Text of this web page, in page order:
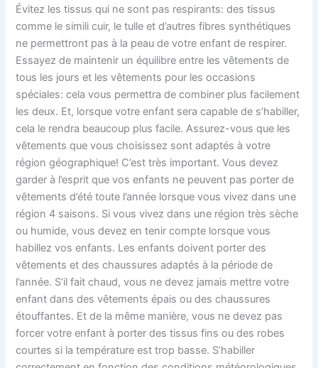
Évitez les tissus qui ne sont pas respirants: des tissus
comme le simili cuir, le tulle et d’autres fibres synthétiques
ne permettront pas à la peau de votre enfant de respirer.
Essayez de maintenir un équilibre entre les vêtements de
tous les jours et les vêtements pour les occasions
spéciales: cela vous permettra de combiner plus facilement
les deux. Et, lorsque votre enfant sera capable de s’habiller,
cela le rendra beaucoup plus facile. Assurez-vous que les
vêtements que vous choisissez sont adaptés à votre
région géographique! C’est très important. Vous devez
garder à l’esprit que vos enfants ne peuvent pas porter de
vêtements d’été toute l’année lorsque vous vivez dans une
région 4 saisons. Si vous vivez dans une région très sèche
ou humide, vous devez en tenir compte lorsque vous
habillez vos enfants. Les enfants doivent porter des
vêtements et des chaussures adaptés à la période de
l’année. S’il fait chaud, vous ne devez jamais mettre votre
enfant dans des vêtements épais ou des chaussures
étouffantes. Et de la même manière, vous ne devez pas
forcer votre enfant à porter des tissus fins ou des robes
courtes si la température est trop basse. S’habiller